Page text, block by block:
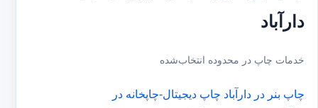
دارآباد
خدمات چاپ در محدوده انتخاب‌شده
چاپ بنر در دارآباد چاپ دیجیتال-چاپخانه در